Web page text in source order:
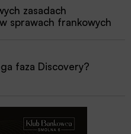
zasadach
sprawach frankowych
faza Discovery?